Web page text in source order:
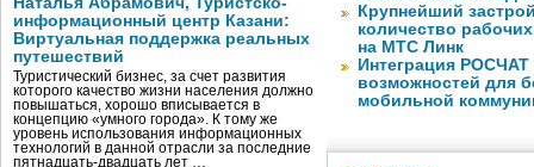
информационный центр Казани:
Виртуальная поддержка реальных
путешествий
Туристический бизнес, за счет развития
которого качество жизни населения должно
повышаться, хорошо вписывается в
концепцию «умного города». К тому же
уровень использования информационных
технологий в данной отрасли за последние
пятнадцать-двадцать лет …
Крупнейший
количество
на МТС Линк
Интеграция
возможностей для
мобильной